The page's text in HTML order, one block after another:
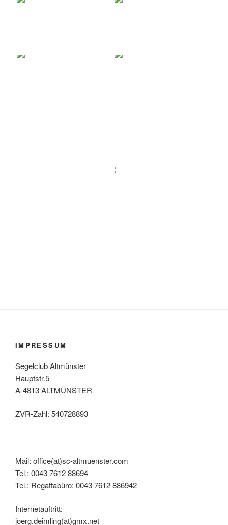
IMPRESSUM
Segelclub Altmünster
Hauptstr.5
A-4813 ALTMÜNSTER
ZVR-Zahl: 540728893
Mail: office(at)sc-altmuenster.com
Tel.: 0043 7612 88694
Tel.: Regattabüro: 0043 7612 886942
Internetauftritt:
joerg.deimling(at)gmx.net